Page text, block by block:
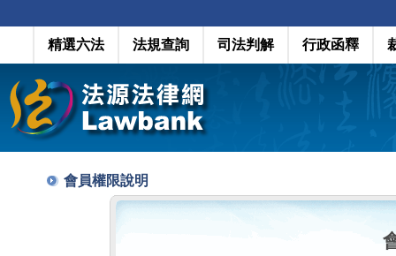
精選六法 法規查詢 司法判解 行政函釋
會員權限說明